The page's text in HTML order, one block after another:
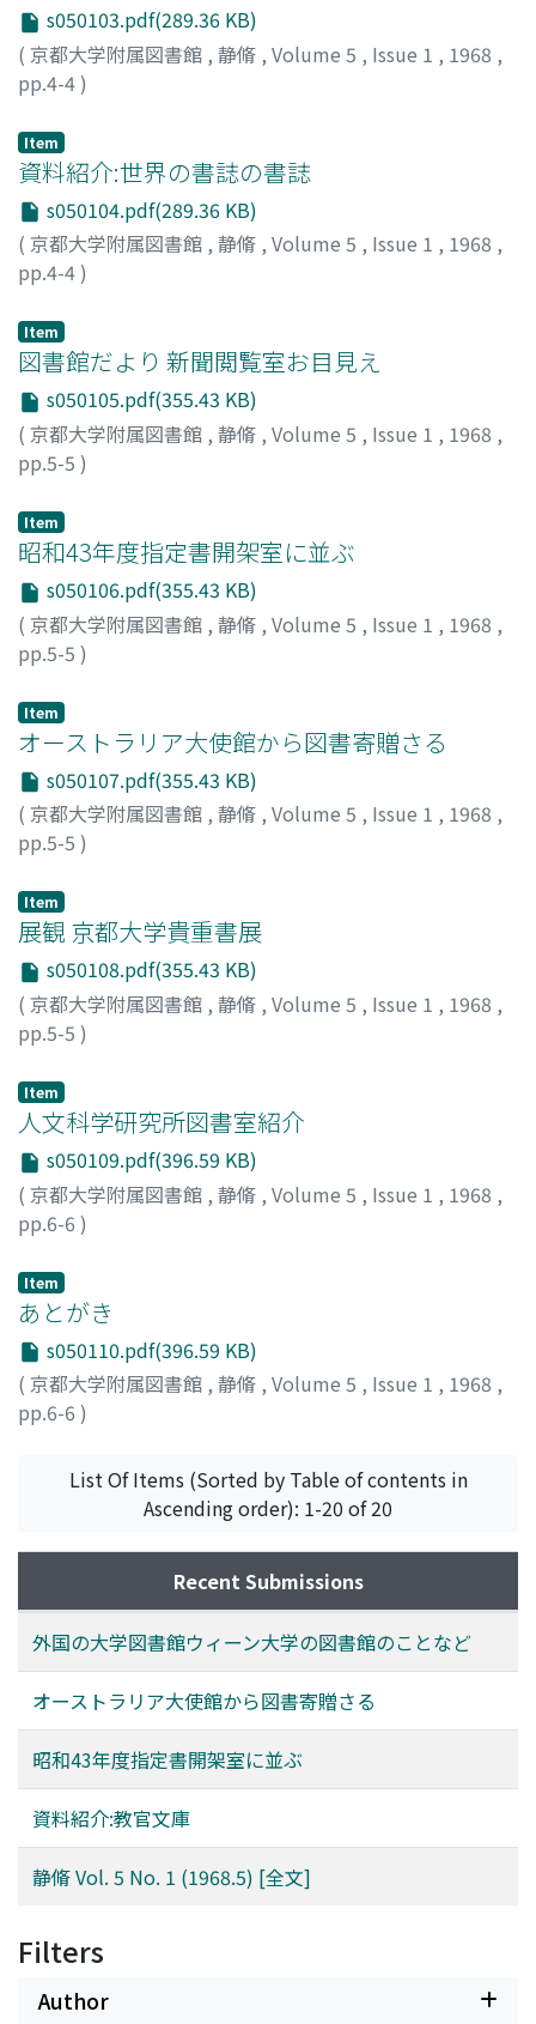
s050103.pdf(289.36 KB)
( 京都大学附属図書館 , 静脩 , Volume 5 , Issue 1 , 1968 ,
pp.4-4)
Item
資料紹介:世界の書誌の書誌
s050104.pdf(289.36 KB)
( 京都大学附属図書館 , 静脩 , Volume 5 , Issue 1 , 1968 ,
pp.4-4)
Item
図書館だより 新聞閲覧室お目見え
s050105.pdf(355.43 KB)
( 京都大学附属図書館 , 静脩 , Volume 5 , Issue 1 , 1968 ,
pp.5-5 )
Item
昭和43年度指定書開架室に並ぶ
s050106.pdf(355.43 KB)
( 京都大学附属図書館 , 静脩 , Volume 5 , Issue 1 , 1968 ,
pp.5-5 )
Item
オーストラリア大使館から図書寄贈さる
s050107.pdf(355.43 KB)
( 京都大学附属図書館 , 静脩 , Volume 5 , Issue 1 , 1968 ,
pp.5-5 )
Item
展観 京都大学貴重書展
s050108.pdf(355.43 KB)
( 京都大学附属図書館 , 静脩 , Volume 5 , Issue 1 , 1968 ,
pp.5-5 )
Item
人文科学研究所図書室紹介
s050109.pdf(396.59 KB)
( 京都大学附属図書館 , 静脩 , Volume 5 , Issue 1 , 1968 ,
pp.6-6 )
Item
あとがき
s050110.pdf(396.59 KB)
( 京都大学附属図書館 , 静脩 , Volume 5 , Issue 1 , 1968 ,
pp.6-6 )
List Of Items (Sorted by Table of contents in
Ascending order): 1-20 of 20
Recent Submissions
外国の大学図書館ウィーン大学の図書館のことなど
オーストラリア大使館から図書寄贈さる
昭和43年度指定書開架室に並ぶ
資料紹介:教官文庫
静脩 Vol. 5 No. 1 (1968.5) [全文]
Filters
Author